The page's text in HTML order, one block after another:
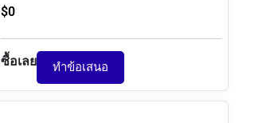
$0
ซื้อเลย ทำข้อเสนอ